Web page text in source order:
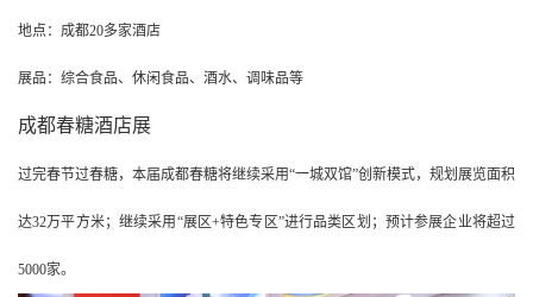
地点：成都20多家酒店
展品：综合食品、休闲食品、酒水、调味品等
成都春糖酒店展
过完春节过春糖，本届成都春糖将继续采用“一城双馆”创新模式，规划展览面积
达32万平方米；继续采用“展区+特色专区”进行品类区划；预计参展企业将超过
5000家。